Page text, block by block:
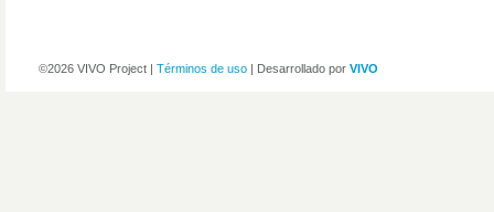
©2026 VIVO Project | Términos de uso | Desarrollado por VIVO